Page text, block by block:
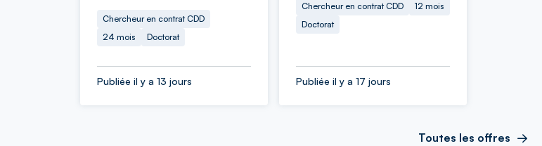
Chercheur en contrat CDD
24 mois
Doctorat
Publiée il y a 13 jours
Chercheur en contrat CDD
12 mois
Doctorat
Publiée il y a 17 jours
Toutes les offres